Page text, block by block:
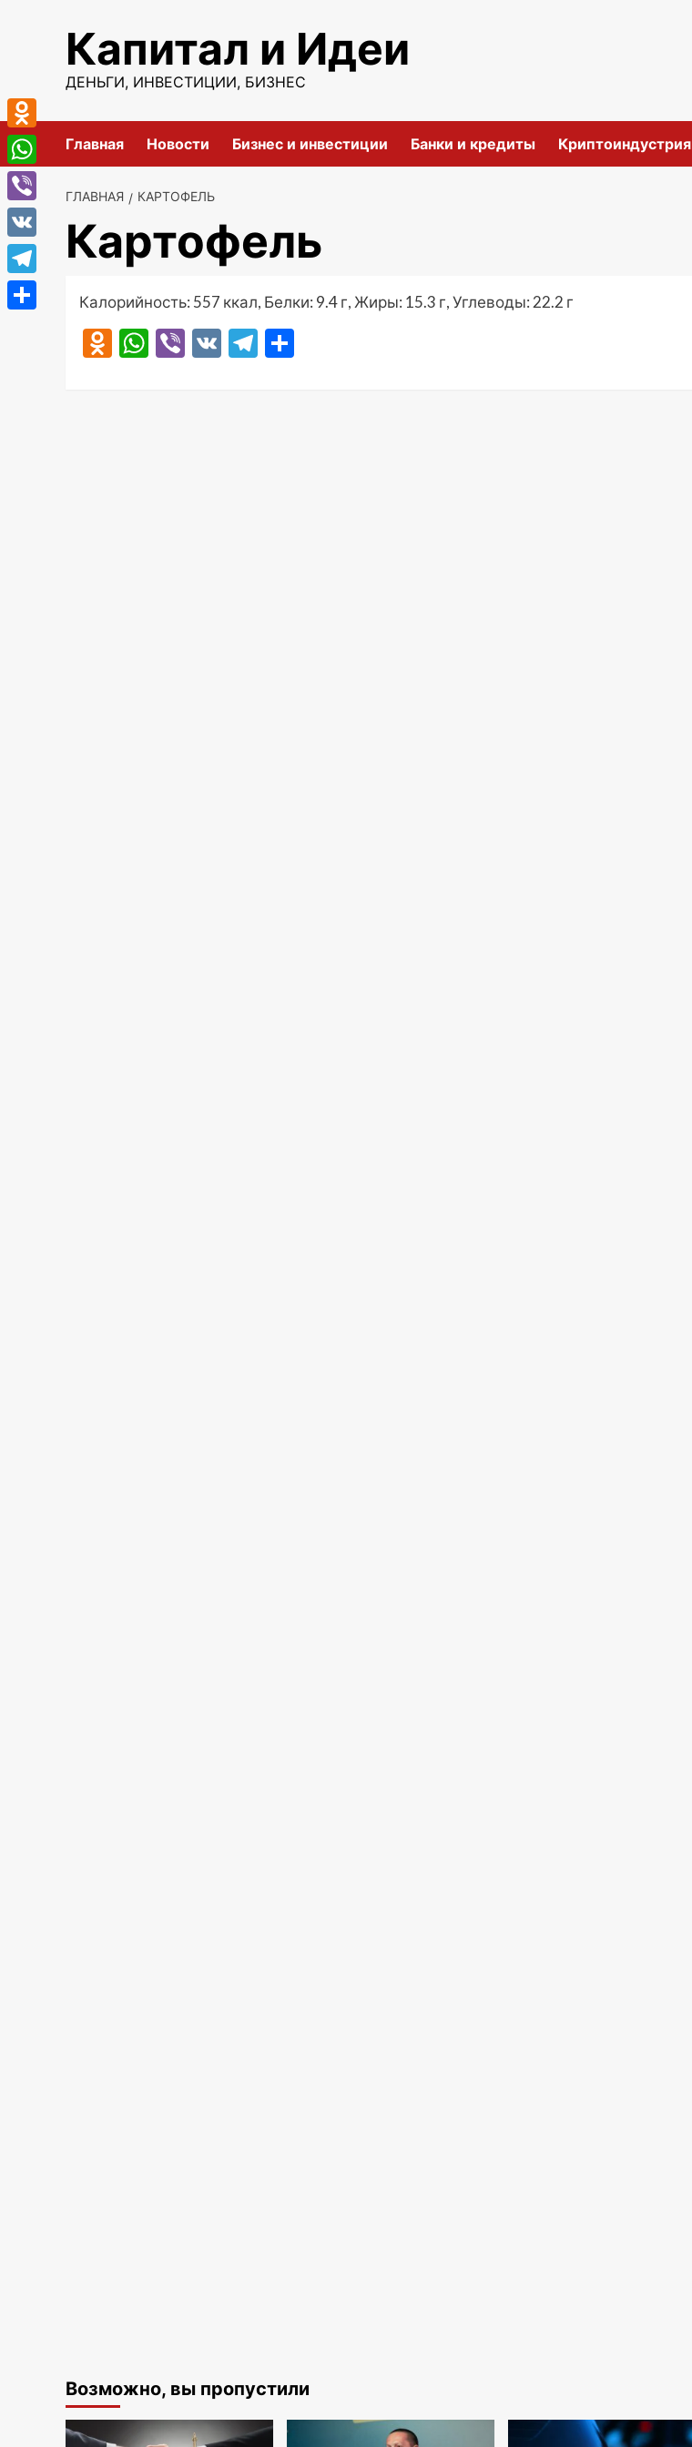
содержимомуКапитал и Идеи
ДЕНЬГИ, ИНВЕСТИЦИИ, БИЗНЕС
Главная Новости Бизнес и инвестиции Банки и кредиты Криптоиндустрия
ГЛАВНАЯ КАРТОФЕЛЬ
Картофель
Калорийность: 557 ккал, Белки: 9.4 г, Жиры: 15.3 г, Углеводы: 22.2 г
Odnoklassniki
WhatsApp
Viber
VK Telegram
Возможно, вы пропустили
Odnoklassniki
WhatsApp
Viber
VK
Telegram